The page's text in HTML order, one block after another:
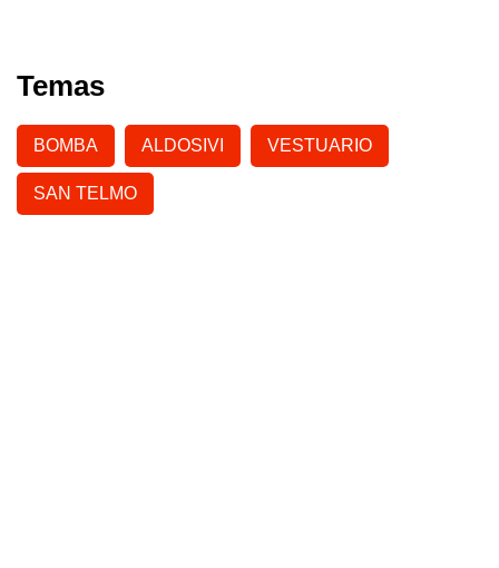
Temas
BOMBA ALDOSIVI VESTUARIO
SAN TELMO